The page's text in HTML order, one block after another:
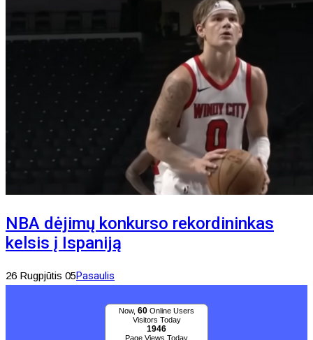
NBA dėjimų konkurso rekordininkas
kelsis į Ispaniją
26 Rugpjūtis 05Pasaulis
Now, 60 Online Users
Visitors Today
1946
Page Views Today